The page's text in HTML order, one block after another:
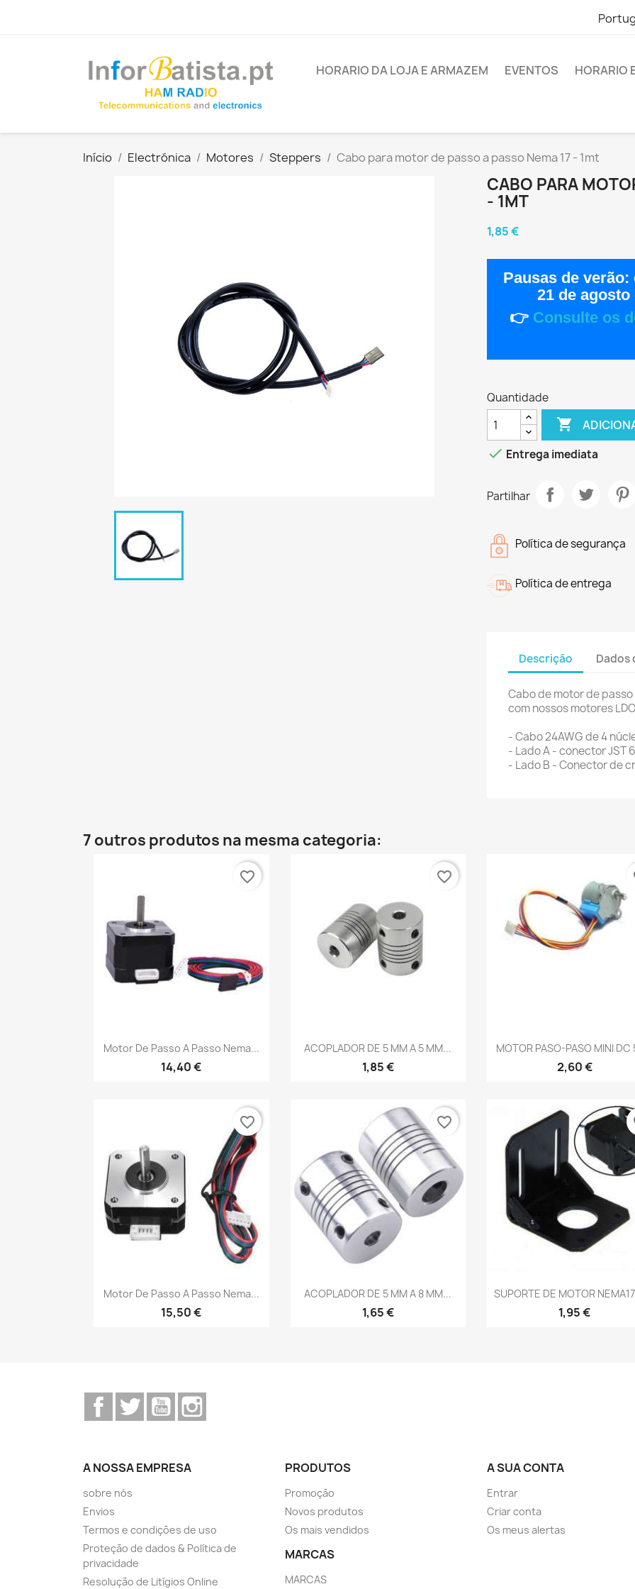
HORARIO DA LOJA E ARMAZEM EVENTOS HORARIO
Início Electrónica Motores Steppers Cabo para motor de passo a passo Nema 17 - 1mt
CABO PARA
- 1MT
1,85 €
Pausas de verão:
21 de agosto
👉 Consulte os
Quantidade

 Entrega imediata
Partilhar
Política de segurança
Política de entrega
Descrição Dados
Cabo de motor de
com nossos motores
- Cabo 24AWG de 4
- Lado A - conector JST 6
- Lado B - Conector de
7 outros produtos na mesma categoria:
Vista rápida
Motor De Passo A Passo Nema...
14,40 €
favorite_border
Vista rápida
ACOPLADOR DE 5 MM A 5 MM...
1,85 €
favorite_border
Vista rápida
MOTOR PASO-PASO MINI DC
2,60 €
Vista rápida
Motor De Passo A Passo Nema...
15,50 €
favorite_border
Vista rápida
ACOPLADOR DE 5 MM A 8 MM...
1,65 €
favorite_border
Vista rápida
SUPORTE DE MOTOR
1,95 €
FacebookTwitterYouTube
A NOSSA EMPRESA
sobre nós
Envios
Termos e condições de uso
Proteção de dados & Política de
privacidade
Resolução de Litígios Online
PRODUTOS
Promoção
Novos produtos
Os mais vendidos
MARCAS
MARCAS
A SUA CONTA
Entrar
Criar conta
Os meus alertas